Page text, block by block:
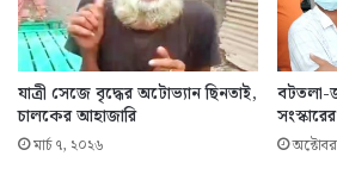
যাত্রী সেজে বৃদ্ধের অটোভ্যান ছিনতাই,
চালকের আহাজারি
মার্চ ৭, ২০২৬
বটতলা-